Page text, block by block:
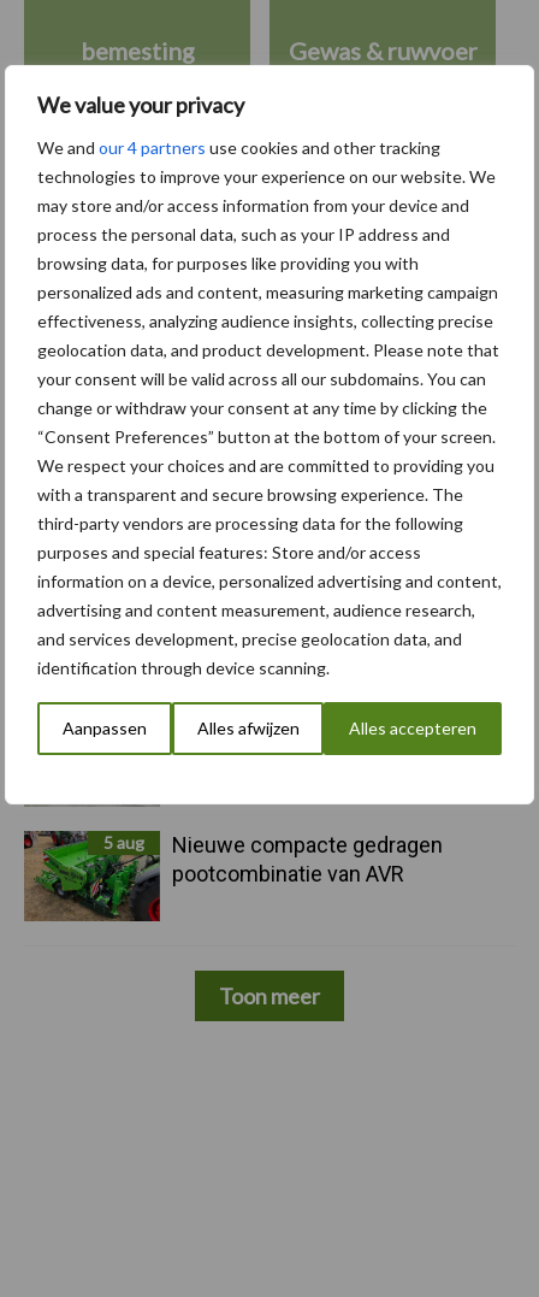
We value your privacy
We and our 4 partners use cookies and other tracking
technologies to improve your experience on our website. We
may store and/or access information from your device and
process the personal data, such as your IP address and
browsing data, for purposes like providing you with
personalized ads and content, measuring marketing campaign
effectiveness, analyzing audience insights, collecting precise
geolocation data, and product development. Please note that
your consent will be valid across all our subdomains. You can
change or withdraw your consent at any time by clicking the
“Consent Preferences” button at the bottom of your screen.
We respect your choices and are committed to providing you
with a transparent and secure browsing experience. The
third-party vendors are processing data for the following
purposes and special features: Store and/or access
information on a device, personalized advertising and content,
advertising and content measurement, audience research,
and services development, precise geolocation data, and
identification through device scanning.
Aanpassen Alles afwijzen Alles accepteren
Primaire
Sidebar
Recent nieuws Partner nieuws
6 aug
"Hoge verwachtingen van schijven
voor kouters"
5 aug
Albourgh Tyres breidt uit naar
nieuwe marktsegmenten
5 aug
Caterpillar breidt gamma
elektrische bulldozers uit
5 aug
Komatsu HM460-6 knikdumper legt
lat opnieuw hoger
5 aug
Nieuwe compacte gedragen
pootcombinatie van AVR
Toon meer
bemesting Gewas & ruwvoer
Toon meer